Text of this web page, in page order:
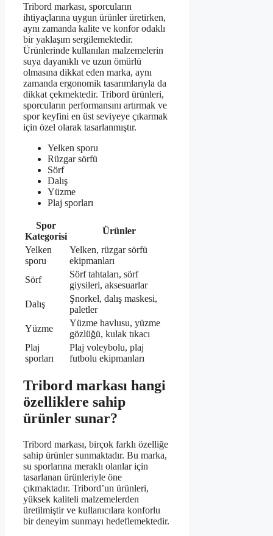
Tribord markası, sporcuların
ihtiyaçlarına uygun ürünler üretirken,
aynı zamanda kalite ve konfor odaklı
bir yaklaşım sergilemektedir.
Ürünlerinde kullanılan malzemelerin
suya dayanıklı ve uzun ömürlü
olmasına dikkat eden marka, aynı
zamanda ergonomik tasarımlarıyla da
dikkat çekmektedir. Tribord ürünleri,
sporcuların performansını artırmak ve
spor keyfini en üst seviyeye çıkarmak
için özel olarak tasarlanmıştır.
Yelken sporu
Rüzgar sörfü
Sörf
Dalış
Yüzme
Plaj sporları
Spor
Kategorisi
Ürünler
Yelken
sporu
Yelken, rüzgar sörfü
ekipmanları
Sörf
Sörf tahtaları, sörf
giysileri, aksesuarlar
Dalış
Şnorkel, dalış maskesi,
paletler
Yüzme
Yüzme havlusu, yüzme
gözlüğü, kulak tıkacı
Plaj
sporları
Plaj voleybolu, plaj
futbolu ekipmanları
Tribord markası hangi
özelliklere sahip
ürünler sunar?
Tribord markası, birçok farklı özelliğe
sahip ürünler sunmaktadır. Bu marka,
su sporlarına meraklı olanlar için
tasarlanan ürünleriyle öne
çıkmaktadır. Tribord’un ürünleri,
yüksek kaliteli malzemelerden
üretilmiştir ve kullanıcılara konforlu
bir deneyim sunmayı hedeflemektedir.